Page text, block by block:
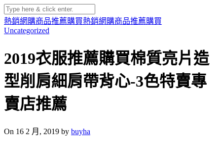
熱銷網購商品推薦購買熱銷網購商品推薦購買
Uncategorized
2019衣服推薦購買棉質亮片造
型削肩細肩帶背心-3色特賣專
賣店推薦
On 16 2 月, 2019 by buyha